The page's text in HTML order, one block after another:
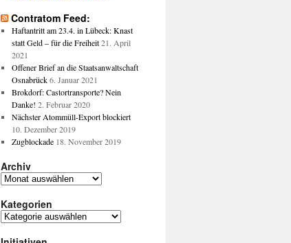
Contratom Feed:
Haftantritt am 23.4. in Lübeck: Knast
statt Geld – für die Freiheit 21. April
2021
Offener Brief an die Staatsanwaltschaft
Osnabrück 6. Januar 2021
Brokdorf: Castortransporte? Nein
Danke! 2. Februar 2020
Nächster Atommüll-Export blockiert
10. Dezember 2019
Zugblockade 18. November 2019
Archiv
Archiv
Kategorien
Kategorien